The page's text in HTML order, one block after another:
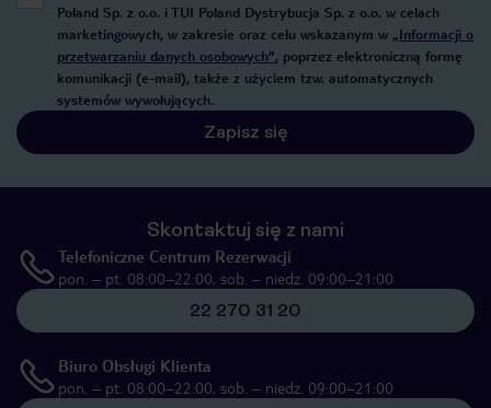
Poland Sp. z o.o. i TUI Poland Dystrybucja Sp. z o.o. w celach
marketingowych, w zakresie oraz celu wskazanym w „Informacji o
przetwarzaniu danych osobowych”, poprzez elektroniczną formę
komunikacji (e-mail), także z użyciem tzw. automatycznych
systemów wywołujących.
Zapisz się
Skontaktuj się z nami
Telefoniczne Centrum Rezerwacji
pon. – pt. 08:00–22:00, sob. – niedz. 09:00–21:00
22 270 31 20
Biuro Obsługi Klienta
pon. – pt. 08:00–22:00, sob. – niedz. 09:00–21:00